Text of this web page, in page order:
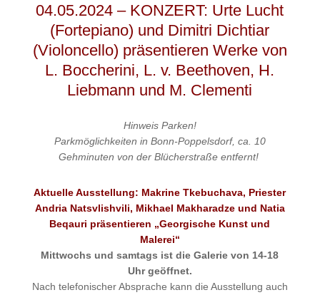
04.05.2024 – KONZERT: Urte Lucht
(Fortepiano) und Dimitri Dichtiar
(Violoncello) präsentieren Werke von
L. Boccherini, L. v. Beethoven, H.
Liebmann und M. Clementi
Hinweis Parken!
Parkmöglichkeiten in Bonn-Poppelsdorf, ca. 10
Gehminuten von der Blücherstraße entfernt!
Aktuelle Ausstellung: Makrine Tkebuchava, Priester
Andria Natsvlishvili, Mikhael Makharadze und Natia
Beqauri präsentieren „Georgische Kunst und
Malerei“
Mittwochs und samtags ist die Galerie von 14-18
Uhr geöffnet.
Nach telefonischer Absprache kann die Ausstellung auch